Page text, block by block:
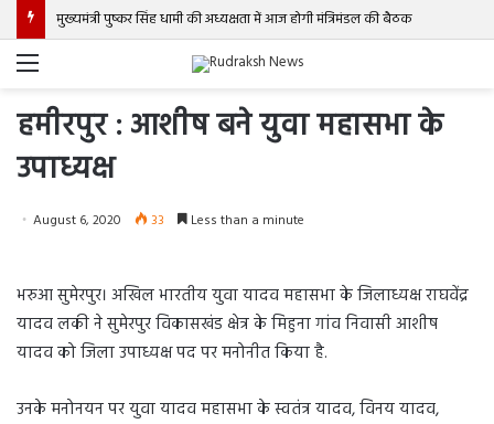
मुख्यमंत्री पुष्कर सिंह धामी की अध्यक्षता में आज होगी मंत्रिमंडल की बैठक
Menu
हमीरपुर : आशीष बने युवा महासभा के
उपाध्यक्ष
August 6, 2020 33 Less than a minute
भरुआ सुमेरपुर। अखिल भारतीय युवा यादव महासभा के जिलाध्यक्ष राघवेंद्र
यादव लकी ने सुमेरपुर विकासखंड क्षेत्र के मिहुना गांव निवासी आशीष
यादव को जिला उपाध्यक्ष पद पर मनोनीत किया है.
उनके मनोनयन पर युवा यादव महासभा के स्वतंत्र यादव, विनय यादव,